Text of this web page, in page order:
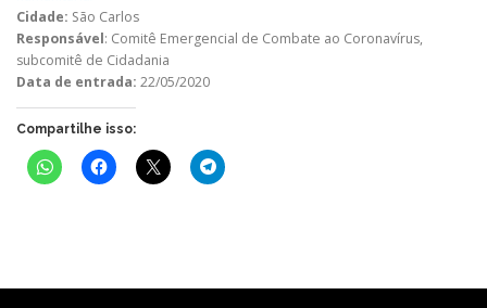
Cidade: São Carlos
Responsável: Comitê Emergencial de Combate ao Coronavírus,
subcomitê de Cidadania
Data de entrada: 22/05/2020
Compartilhe isso: